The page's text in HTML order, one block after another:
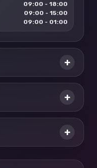
09:00 - 18:00
09:00 - 15:00
09:00 - 01:00
+
+
+